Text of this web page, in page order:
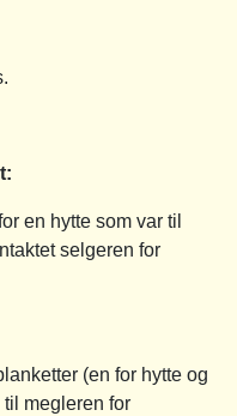
en hytte som var til
selgeren for
(en for hytte og
megleren for